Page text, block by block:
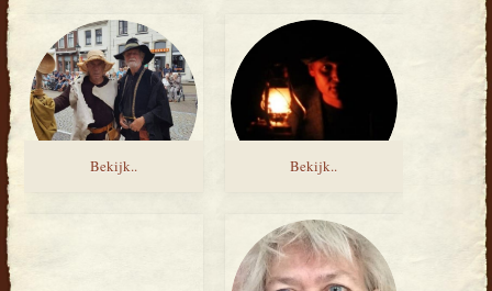
Bekijk.. Bekijk..